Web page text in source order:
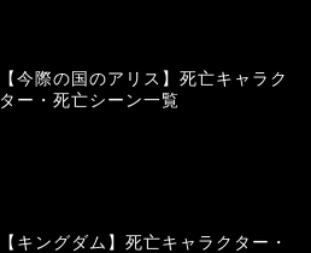
【今際の国のアリス】死亡キャラク
ター・死亡シーン一覧
【キングダム】死亡キャラクター・